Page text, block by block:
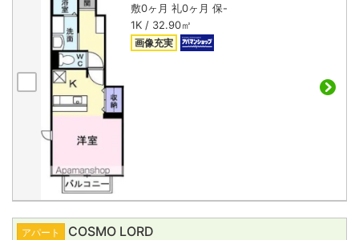
敷0ヶ月 礼0ヶ月 保-
1K / 32.90㎡
画像充実
アパート COSMO LORD